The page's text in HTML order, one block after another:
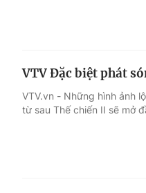
VTV Đặc biệt phát
VTV.vn - Những hình ảnh
từ sau Thế chiến II sẽ mở